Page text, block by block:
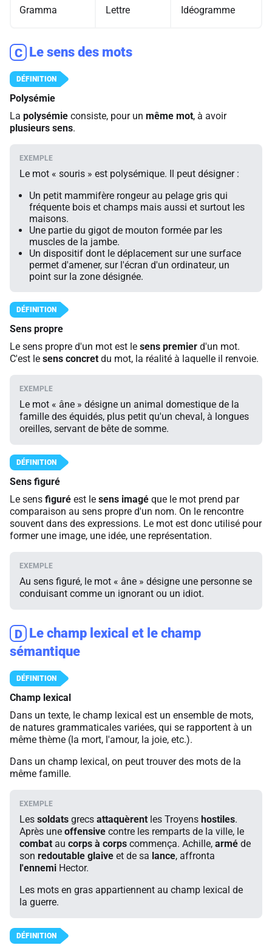
Gramma Lettre Idéogramme
C Le sens des mots
Polysémie
La polysémie consiste, pour un même mot, à avoir
plusieurs sens.
Le mot « souris » est polysémique. Il peut désigner :
Un petit mammifère rongeur au pelage gris qui
fréquente bois et champs mais aussi et surtout les
maisons.
Une partie du gigot de mouton formée par les
muscles de la jambe.
Un dispositif dont le déplacement sur une surface
permet d'amener, sur l'écran d'un ordinateur, un
point sur la zone désignée.
Sens propre
Le sens propre d'un mot est le sens premier d'un mot.
C'est le sens concret du mot, la réalité à laquelle il renvoie.
Le mot « âne » désigne un animal domestique de la
famille des équidés, plus petit qu'un cheval, à longues
oreilles, servant de bête de somme.
Sens figuré
Le sens figuré est le sens imagé que le mot prend par
comparaison au sens propre d'un nom. On le rencontre
souvent dans des expressions. Le mot est donc utilisé pour
former une image, une idée, une représentation.
Au sens figuré, le mot « âne » désigne une personne se
conduisant comme un ignorant ou un idiot.
D Le champ lexical et le champ
sémantique
Champ lexical
Dans un texte, le champ lexical est un ensemble de mots,
de natures grammaticales variées, qui se rapportent à un
même thème (la mort, l'amour, la joie, etc.).
Dans un champ lexical, on peut trouver des mots de la
même famille.
Les soldats grecs attaquèrent les Troyens hostiles.
Après une offensive contre les remparts de la ville, le
combat au corps à corps commença. Achille, armé de
son redoutable glaive et de sa lance, affronta
l'ennemi Hector.
Les mots en gras appartiennent au champ lexical de
la guerre.